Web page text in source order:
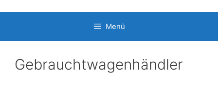
Menü
Gebrauchtwagenhändler